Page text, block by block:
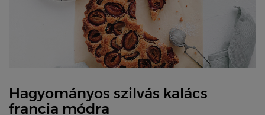
Hagyományos szilvás kalács
francia módra